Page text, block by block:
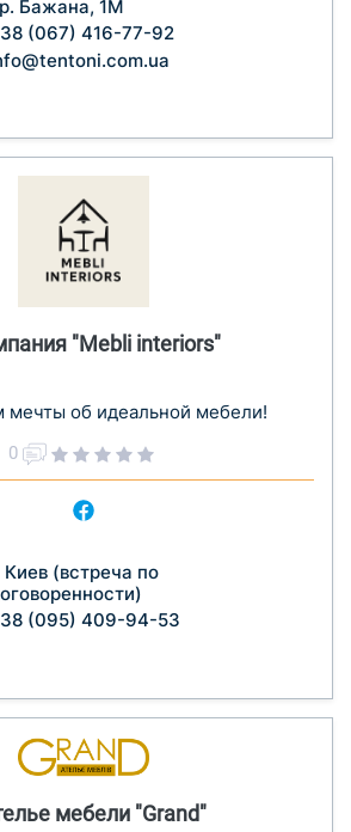
Бажана, 1М
(067) 416-77-92
"Mebli interiors"
мечты об идеальной мебели!
0
Киев (встреча по
(095) 409-94-53
мебели "Grand"